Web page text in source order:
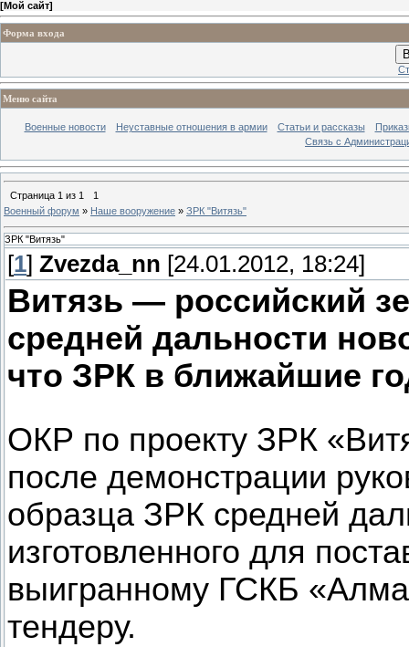
[Мой сайт]
Форма входа
Меню сайта
Военные новости Неуставные отношения в армии Статьи и рассказы
Связь с
Страница 1 из 1
1
Военный форум » Наше вооружение » ЗРК "Витязь"
ЗРК "Витязь"
[1] Zvezda_nn [24.01.2012, 18:24]
Витязь — российский
средней дальности
что ЗРК в ближайшие
ОКР по проекту ЗРК
после демонстрации
образца ЗРК средней
изготовленного для
выигранному ГСКБ
тендеру.